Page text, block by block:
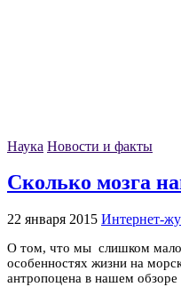
Наука Новости и факты
Сколько мозга
22 января 2015 Интернет-
О том, что мы слишком
особенностях жизни на
антропоцена в нашем обзоре